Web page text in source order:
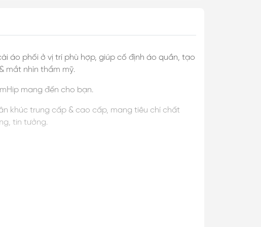
áo phối ở vị trí phù hợp, giúp cố định áo quần, tạo
mắt nhìn thẩm mỹ.
mang đến cho bạn.
khúc trung cấp & cao cấp, mang tiêu chí chất
tin tưởng.